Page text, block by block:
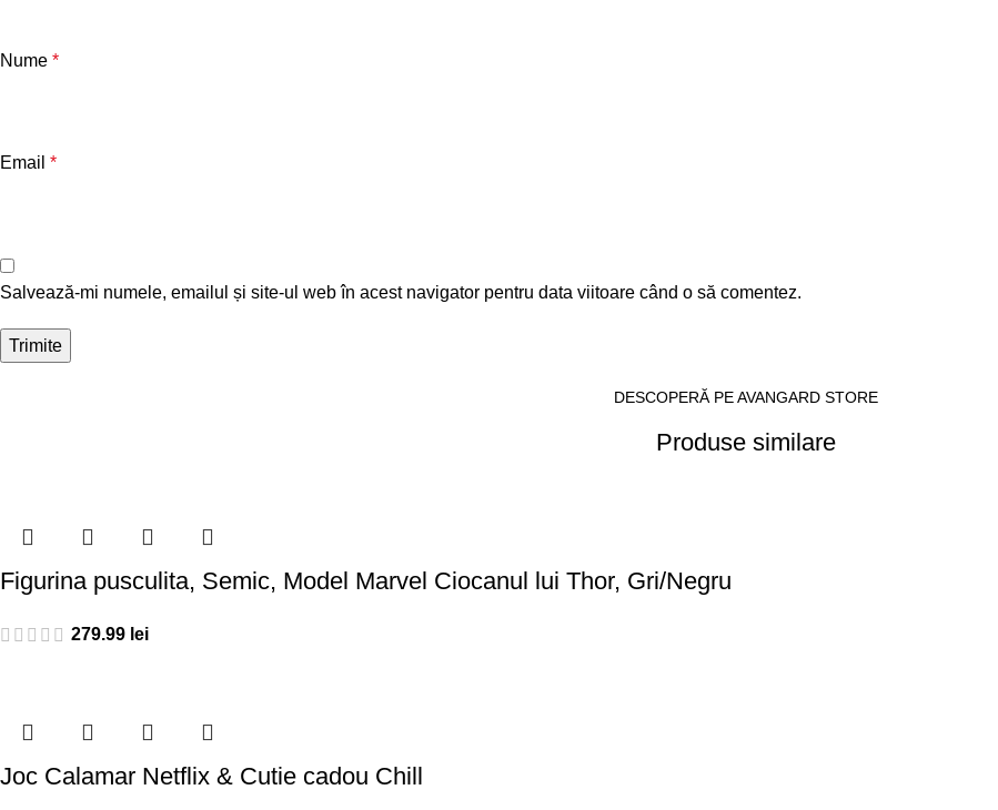
Nume *
Email *
Salvează-mi numele, emailul și site-ul web în acest navigator pentru data viitoare când o să comentez.
DESCOPERĂ PE AVANGARD STORE
Produse similare
Figurina pusculita, Semic, Model Marvel Ciocanul lui Thor, Gri/Negru
279.99 lei
Joc Calamar Netflix & Cutie cadou Chill